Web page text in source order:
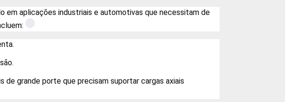
em aplicações industriais e automotivas que necessitam de
de grande porte que precisam suportar cargas axiais